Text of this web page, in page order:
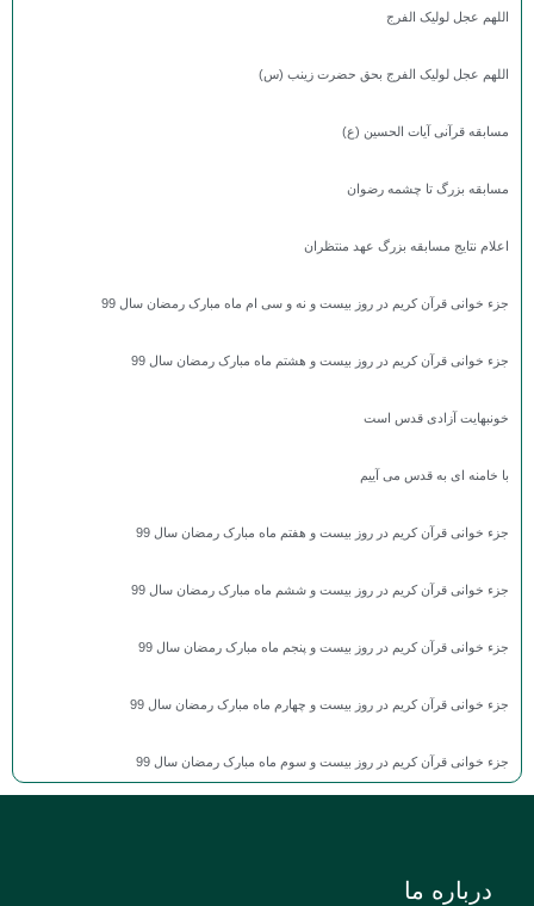
اللهم عجل لولیک الفرج
اللهم عجل لولیک الفرج بحق حضرت زینب (س)
مسابقه قرآنی آیات الحسین (ع)
مسابقه بزرگ تا چشمه رضوان
اعلام نتایج مسابقه بزرگ عهد منتظران
جزء خوانی قرآن کریم در روز بیست و نه و سی ام ماه مبارک رمضان سال 99
جزء خوانی قرآن کریم در روز بیست و هشتم ماه مبارک رمضان سال 99
خونبهایت آزادی قدس است
با خامنه ای به قدس می آییم
جزء خوانی قرآن کریم در روز بیست و هفتم ماه مبارک رمضان سال 99
جزء خوانی قرآن کریم در روز بیست و ششم ماه مبارک رمضان سال 99
جزء خوانی قرآن کریم در روز بیست و پنجم ماه مبارک رمضان سال 99
جزء خوانی قرآن کریم در روز بیست و چهارم ماه مبارک رمضان سال 99
جزء خوانی قرآن کریم در روز بیست و سوم ماه مبارک رمضان سال 99
درباره ما